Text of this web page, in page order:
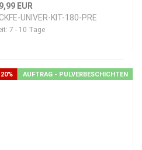
EUR
UNIVER-KIT-180-PRE
7 - 10 Tage
AUFTRAG - PULVERBESCHICHTEN